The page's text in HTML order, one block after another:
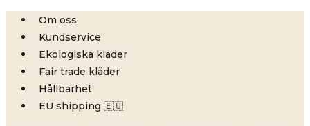
Skip
content
Om oss
Kundservice
Ekologiska kläder
Fair trade kläder
Hållbarhet
EU shipping 🇪🇺